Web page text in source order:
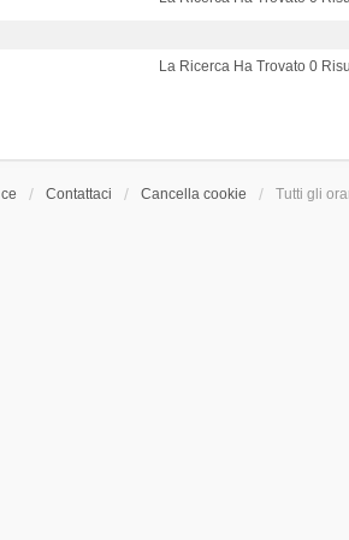
La Ricerca Ha Trovato 0
Contattaci Cancella cookie Tutti gli